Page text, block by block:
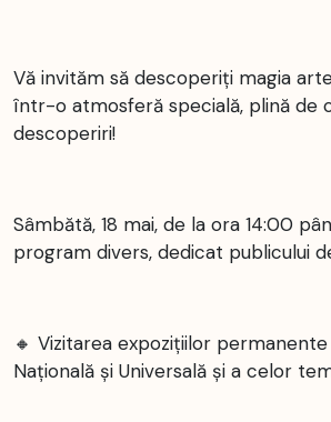
Vă invităm să descoperiți magia
într-o atmosferă specială, plină de
descoperiri!
Sâmbătă, 18 mai, de la ora 14:00
program divers, dedicat publicului
🔸 Vizitarea expozițiilor
Națională și Universală și a celor